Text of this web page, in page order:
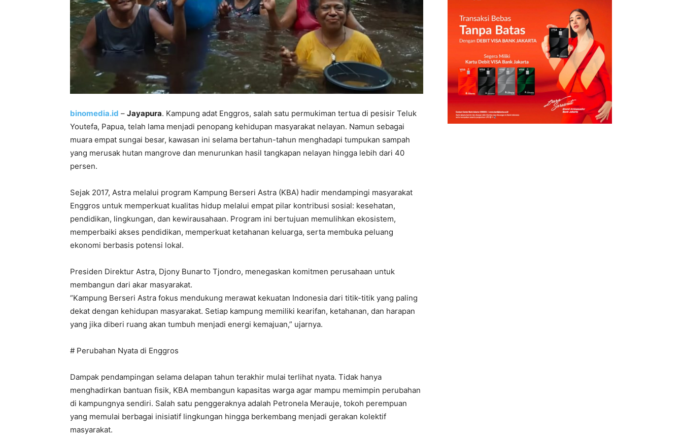
binomedia.id – Jayapura. Kampung adat Enggros, salah satu permukiman tertua di pesisir Teluk
Youtefa, Papua, telah lama menjadi penopang kehidupan masyarakat nelayan. Namun sebagai
muara empat sungai besar, kawasan ini selama bertahun-tahun menghadapi tumpukan sampah
yang merusak hutan mangrove dan menurunkan hasil tangkapan nelayan hingga lebih dari 40
persen.
Sejak 2017, Astra melalui program Kampung Berseri Astra (KBA) hadir mendampingi masyarakat
Enggros untuk memperkuat kualitas hidup melalui empat pilar kontribusi sosial: kesehatan,
pendidikan, lingkungan, dan kewirausahaan. Program ini bertujuan memulihkan ekosistem,
memperbaiki akses pendidikan, memperkuat ketahanan keluarga, serta membuka peluang
ekonomi berbasis potensi lokal.
Presiden Direktur Astra, Djony Bunarto Tjondro, menegaskan komitmen perusahaan untuk
membangun dari akar masyarakat.
“Kampung Berseri Astra fokus mendukung merawat kekuatan Indonesia dari titik-titik yang paling
dekat dengan kehidupan masyarakat. Setiap kampung memiliki kearifan, ketahanan, dan harapan
yang jika diberi ruang akan tumbuh menjadi energi kemajuan,” ujarnya.
# Perubahan Nyata di Enggros
Dampak pendampingan selama delapan tahun terakhir mulai terlihat nyata. Tidak hanya
menghadirkan bantuan fisik, KBA membangun kapasitas warga agar mampu memimpin perubahan
di kampungnya sendiri. Salah satu penggeraknya adalah Petronela Merauje, tokoh perempuan
yang memulai berbagai inisiatif lingkungan hingga berkembang menjadi gerakan kolektif
masyarakat.